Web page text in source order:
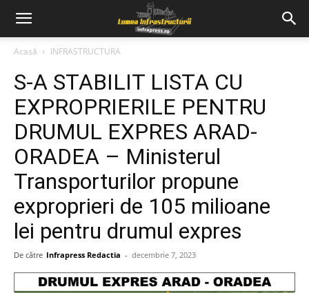
Acasă INFRASTRUCTURA
S-A STABILIT LISTA CU
EXPROPRIERILE PENTRU
DRUMUL EXPRES ARAD-
ORADEA – Ministerul
Transporturilor propune
exproprieri de 105 milioane
lei pentru drumul expres
De către Infrapress Redactia - decembrie 7, 2023